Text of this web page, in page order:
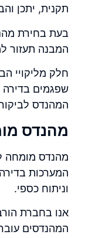
תקנית, יתכן
בעת בחירת
המבנה תעזור
חלק מליקויי
שפגמים בדירה
המהנדס
מהנדס
מהנדס מומחה
המערכות
וניתוח כספי.
אנו בחברת
המהנדסים